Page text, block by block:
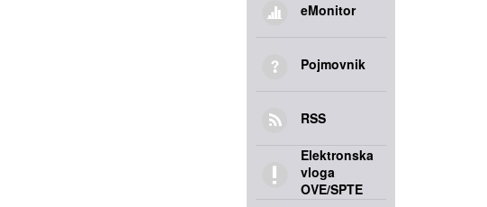
eMonitor
Pojmovnik
RSS
Elektronska
vloga
OVE/SPTE